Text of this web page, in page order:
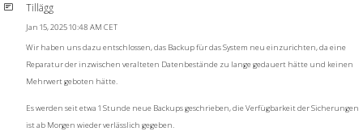
Tillägg
Jan 15, 2025 10:48 AM CET
Wir haben uns dazu entschlossen, das Backup für das System neu einzurichten, da eine
Reparatur der inzwischen veralteten Datenbestände zu lange gedauert hätte und keinen
Mehrwert geboten hätte.
Es werden seit etwa 1 Stunde neue Backups geschrieben, die Verfügbarkeit der Sicherungen
ist ab Morgen wieder verlässlich gegeben.